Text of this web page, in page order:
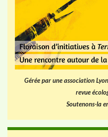
Gérée par une association
revue
Soutenons-la